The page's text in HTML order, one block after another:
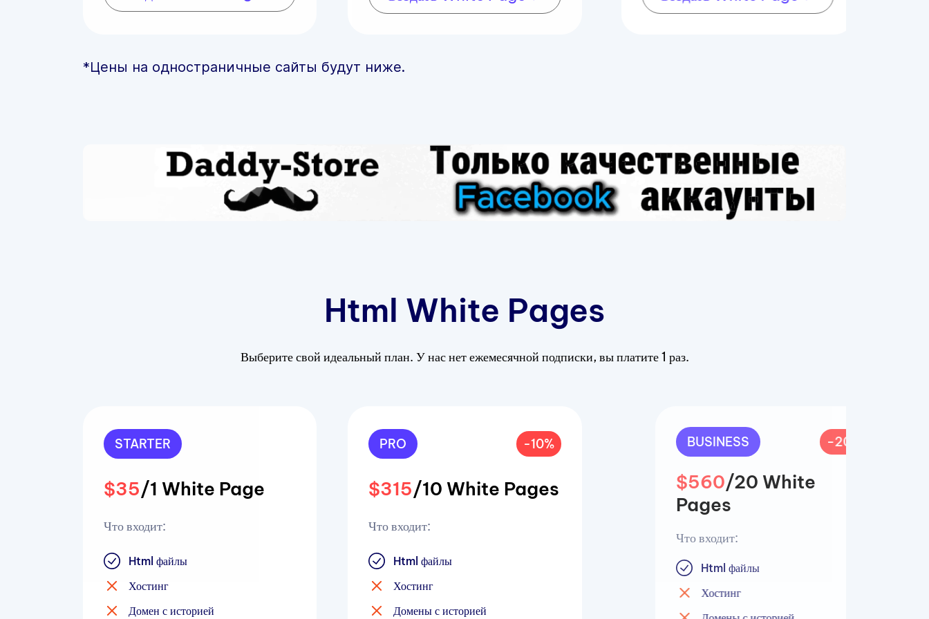
*Цены на одностраничные сайты будут ниже.
Html White Pages
Выберите свой идеальный план. У нас нет ежемесячной подписки, вы платите 1 раз.
STARTER
$35/1 White Page
Что входит:
Html файлы
Хостинг
Домен с историей
PRO -10%
$315/10 White Pages
Что входит:
Html файлы
Хостинг
Домены с историей
BUSINESS
$560/20 White
Pages
Что входит:
Html файлы
Хостинг